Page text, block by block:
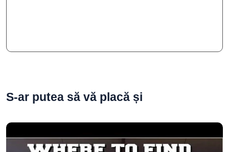
S-ar putea să vă placă și